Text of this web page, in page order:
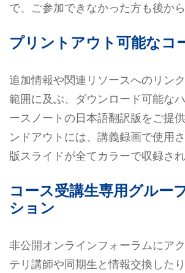
で、ご参加できなかった方も後から
プリントアウト可能なコ
追加情報や関連リソースへのリン
範囲に及ぶ、ダウンロード可能な
ースノートの日本語翻訳版をご提
ンドアウトには、講義録画で使用
版スライドが全てカラーで収録され
コース受講生専用グルー
ション
非公開オンラインフォーラムにア
テリ講師や同期生と情報交換した